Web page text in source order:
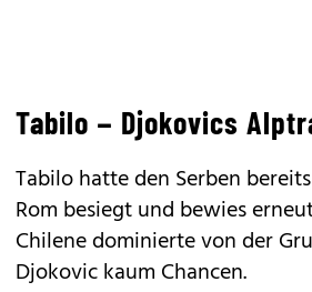
Tabilo – Djokovics
Tabilo hatte den Serben
Rom besiegt und bewies
Chilene dominierte von der
Djokovic kaum Chancen.